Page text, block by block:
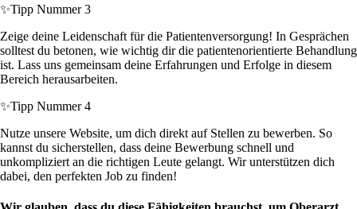
✨Tipp Nummer 3
Zeige deine Leidenschaft für die Patientenversorgung! In Gesprächen
solltest du betonen, wie wichtig dir die patientenorientierte Behandlung
ist. Lass uns gemeinsam deine Erfahrungen und Erfolge in diesem
Bereich herausarbeiten.
✨Tipp Nummer 4
Nutze unsere Website, um dich direkt auf Stellen zu bewerben. So
kannst du sicherstellen, dass deine Bewerbung schnell und
unkompliziert an die richtigen Leute gelangt. Wir unterstützen dich
dabei, den perfekten Job zu finden!